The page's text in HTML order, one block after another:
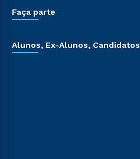
Faça parte
Alunos, Ex-Alunos, Candidatos